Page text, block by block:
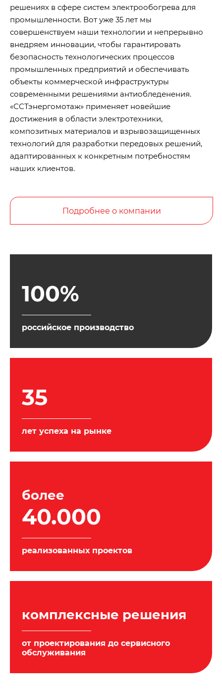
решениях в сфере систем электрообогрева для
промышленности. Вот уже 35 лет мы
совершенствуем наши технологии и непрерывно
внедряем инновации, чтобы гарантировать
безопасность технологических процессов
промышленных предприятий и обеспечивать
объекты коммерческой инфраструктуры
современными решениями антиобледенения.
«ССТэнергомотаж» применяет новейшие
достижения в области электротехники,
композитных материалов и взрывозащищенных
технологий для разработки передовых решений,
адаптированных к конкретным потребностям
наших клиентов.
Подробнее о компании
100%
российское производство
35
лет успеха на рынке
более
40.000
реализованных проектов
комплексные решения
от проектирования до сервисного
обслуживания